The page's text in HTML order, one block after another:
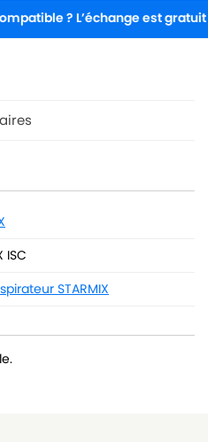
? L’échange est gratuit !
ISC
STARMIX